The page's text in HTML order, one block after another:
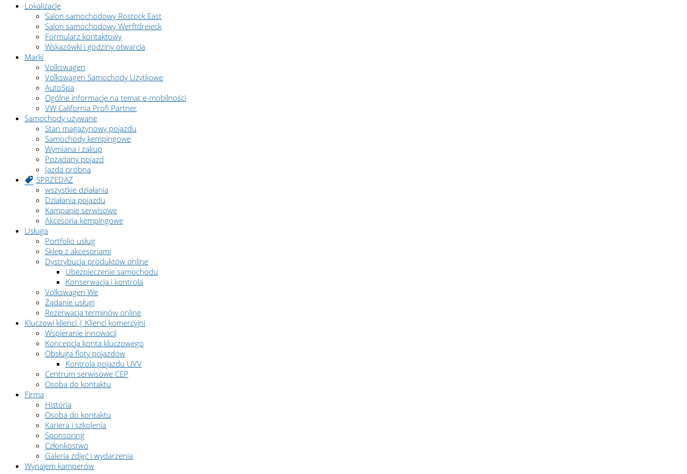
Lokalizacje
Salon samochodowy Rostock East
Salon samochodowy Werftdreieck
Formularz kontaktowy
Wskazówki i godziny otwarcia
Marki
Volkswagen
Volkswagen Samochody Użytkowe
AutoSpa
Ogólne informacje na temat e-mobilności
VW California Profi Partner
Samochody używane
Stan magazynowy pojazdu
Samochody kempingowe
Wymiana i zakup
Pożądany pojazd
Jazda próbna
SPRZEDAŻ
wszystkie działania
Działania pojazdu
Kampanie serwisowe
Akcesoria kempingowe
Usługa
Portfolio usług
Sklep z akcesoriami
Dystrybucja produktów online
Ubezpieczenie samochodu
Konserwacja i kontrola
Volkswagen We
Żądanie usługi
Rezerwacja terminów online
Kluczowi klienci | Klienci komercyjni
Wspieranie innowacji
Koncepcja konta kluczowego
Obsługa floty pojazdów
Kontrola pojazdu UVV
Centrum serwisowe CEP
Osoba do kontaktu
Firma
Historia
Osoba do kontaktu
Kariera i szkolenia
Sponsoring
Członkostwo
Galeria zdjęć i wydarzenia
Wynajem kamperów